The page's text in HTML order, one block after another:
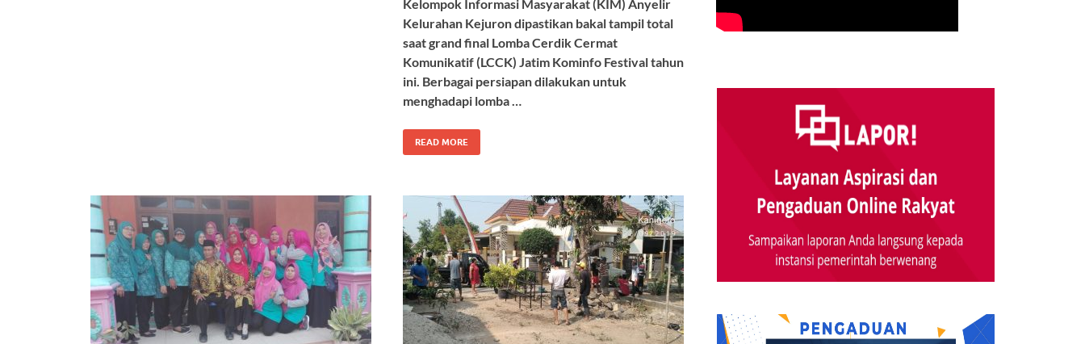
Kelompok Informasi Masyarakat (KIM) Anyelir
Kelurahan Kejuron dipastikan bakal tampil total
saat grand final Lomba Cerdik Cermat
Komunikatif (LCCK) Jatim Kominfo Festival tahun
ini. Berbagai persiapan dilakukan untuk
menghadapi lomba …
READ MORE